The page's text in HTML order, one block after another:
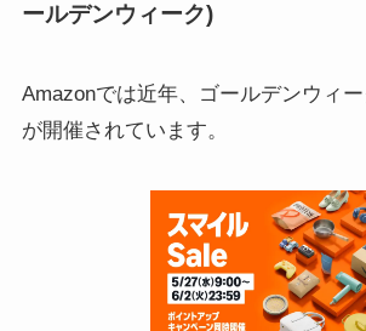
ールデンウィーク)
Amazonでは近年、ゴールデンウィ
が開催されています。